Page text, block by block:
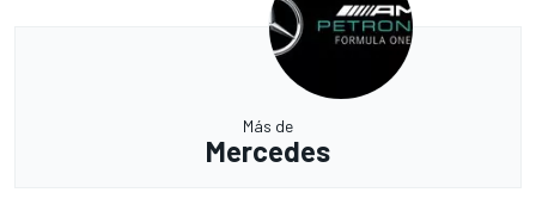
Más de
Mercedes